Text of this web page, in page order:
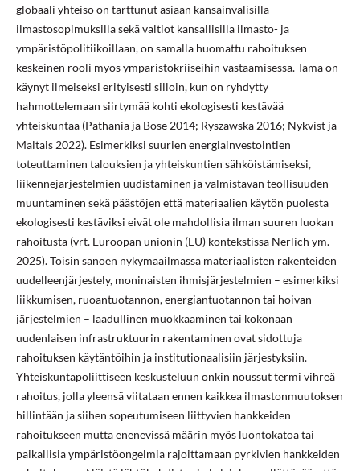
globaali yhteisö on tarttunut asiaan kansainvälisillä
ilmastosopimuksilla sekä valtiot kansallisilla ilmasto- ja
ympäristöpolitiikoillaan, on samalla huomattu rahoituksen
keskeinen rooli myös ympäristökriiseihin vastaamisessa. Tämä on
käynyt ilmeiseksi erityisesti silloin, kun on ryhdytty
hahmottelemaan siirtymää kohti ekologisesti kestävää
yhteiskuntaa (Pathania ja Bose 2014; Ryszawska 2016; Nykvist ja
Maltais 2022). Esimerkiksi suurien energiainvestointien
toteuttaminen talouksien ja yhteiskuntien sähköistämiseksi,
liikennejärjestelmien uudistaminen ja valmistavan teollisuuden
muuntaminen sekä päästöjen että materiaalien käytön puolesta
ekologisesti kestäviksi eivät ole mahdollisia ilman suuren luokan
rahoitusta (vrt. Euroopan unionin (EU) kontekstissa Nerlich ym.
2025). Toisin sanoen nykymaailmassa materiaalisten rakenteiden
uudelleenjärjestely, moninaisten ihmisjärjestelmien – esimerkiksi
liikkumisen, ruoantuotannon, energiantuotannon tai hoivan
järjestelmien – laadullinen muokkaaminen tai kokonaan
uudenlaisen infrastruktuurin rakentaminen ovat sidottuja
rahoituksen käytäntöihin ja institutionaalisiin järjestyksiin.
Yhteiskuntapoliittiseen keskusteluun onkin noussut termi vihreä
rahoitus, jolla yleensä viitataan ennen kaikkea ilmastonmuutoksen
hillintään ja siihen sopeutumiseen liittyvien hankkeiden
rahoitukseen mutta enenevissä määrin myös luontokatoa tai
paikallisia ympäristöongelmia rajoittamaan pyrkivien hankkeiden